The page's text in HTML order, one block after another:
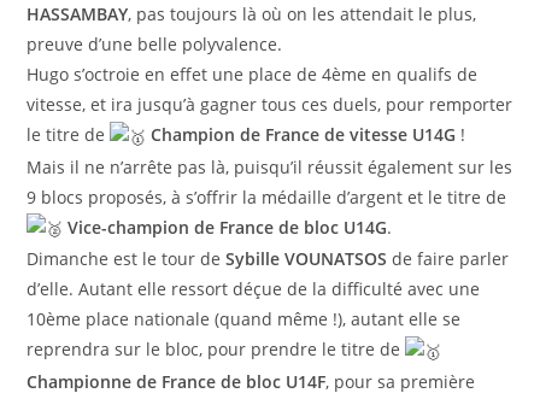
HASSAMBAY, pas toujours là où on les attendait le plus,
preuve d’une belle polyvalence.
Hugo s’octroie en effet une place de 4ème en qualifs de
vitesse, et ira jusqu’à gagner tous ces duels, pour remporter
le titre de
Champion de France de vitesse U14G !
Mais il ne n’arrête pas là, puisqu’il réussit également sur les
9 blocs proposés, à s’offrir la médaille d’argent et le titre de
Vice-champion de France de bloc U14G.
Dimanche est le tour deSybille VOUNATSOS de faire parler
d’elle. Autant elle ressort déçue de la difficulté avec une
10ème place nationale (quand même !), autant elle se
reprendra sur le bloc, pour prendre le titre de
Championne de France de bloc U14F, pour sa première